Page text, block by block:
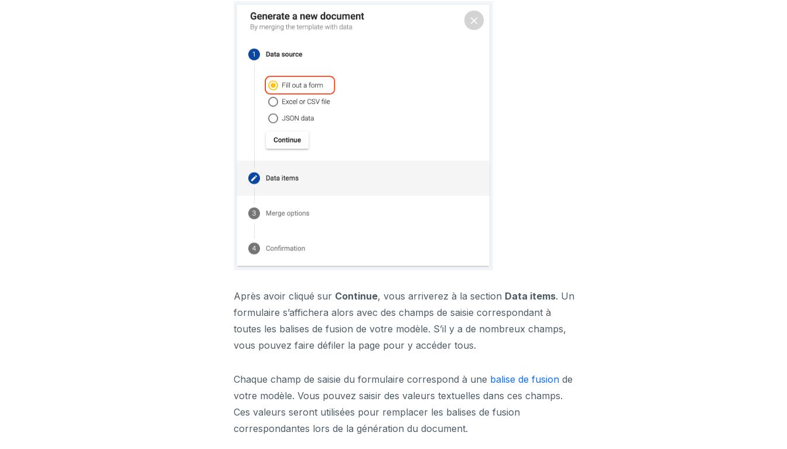
Après avoir cliqué sur Continue, vous arriverez à la section Data items. Un
formulaire s’affichera alors avec des champs de saisie correspondant à
toutes les balises de fusion de votre modèle. S’il y a de nombreux champs,
vous pouvez faire défiler la page pour y accéder tous.
Chaque champ de saisie du formulaire correspond à une balise de fusion de
votre modèle. Vous pouvez saisir des valeurs textuelles dans ces champs.
Ces valeurs seront utilisées pour remplacer les balises de fusion
correspondantes lors de la génération du document.